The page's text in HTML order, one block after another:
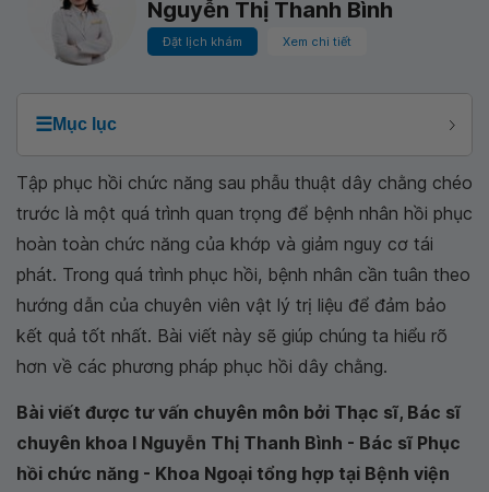
Nguyễn Thị Thanh Bình
Đặt lịch khám Xem chi tiết
☰Mục lục
Tập phục hồi chức năng sau phẫu thuật dây chằng chéo
trước là một quá trình quan trọng để bệnh nhân hồi phục
hoàn toàn chức năng của khớp và giảm nguy cơ tái
phát. Trong quá trình phục hồi, bệnh nhân cần tuân theo
hướng dẫn của chuyên viên vật lý trị liệu để đảm bảo
kết quả tốt nhất. Bài viết này sẽ giúp chúng ta hiểu rõ
hơn về các phương pháp phục hồi dây chằng.
Bài viết được tư vấn chuyên môn bởi Thạc sĩ, Bác sĩ
chuyên khoa I Nguyễn Thị Thanh Bình - Bác sĩ Phục
hồi chức năng - Khoa Ngoại tổng hợp tại Bệnh viện